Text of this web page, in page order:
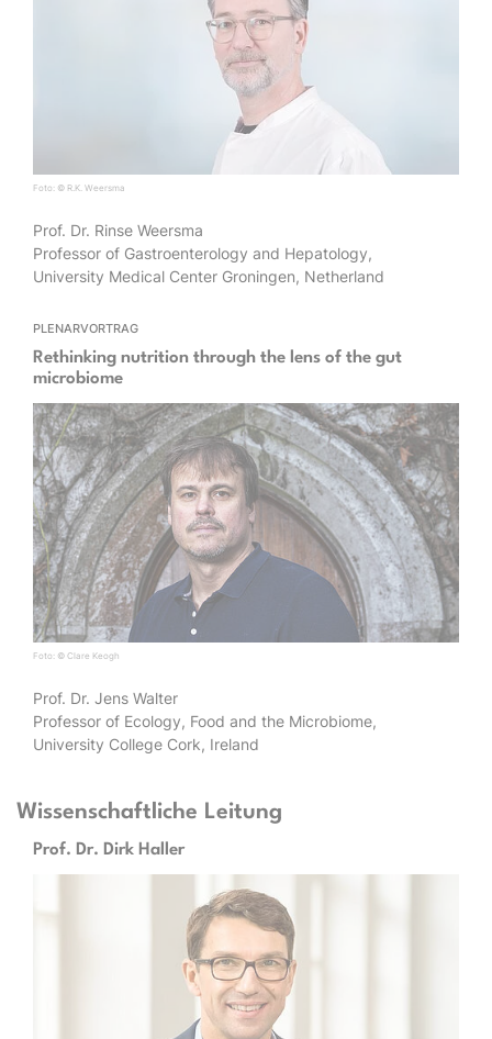
Foto: © R.K. Weersma
Prof. Dr. Rinse Weersma
Professor of Gastroenterology and Hepatology,
University Medical Center Groningen, Netherland
PLENARVORTRAG
Rethinking nutrition through the lens of the gut
microbiome
Foto: © Clare Keogh
Prof. Dr. Jens Walter
Professor of Ecology, Food and the Microbiome,
University College Cork, Ireland
Wissenschaftliche Leitung
Prof. Dr. Dirk Haller